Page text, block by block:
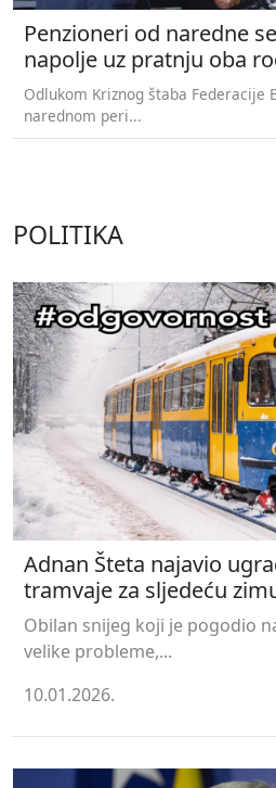
Penzioneri od naredne
napolje uz pratnju oba
Odlukom Kriznog štaba Federacije
narednom peri...
POLITIKA
Adnan Šteta najavio
tramvaje za sljedeću
Obilan snijeg koji je pogodio
velike probleme,...
10.01.2026.